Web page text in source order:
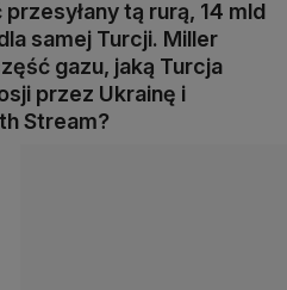
tą rurą, 14 mld
samej Turcji. Miller
gazu, jaką Turcja
przez Ukrainę i
Stream?